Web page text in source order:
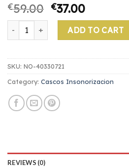
€59.00 €37.00
cascos insonorizacion quantity
ADD TO CART
SKU: NO-40330721
Category: Cascos Insonorizacion
REVIEWS (0)